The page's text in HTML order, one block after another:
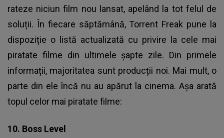
rateze niciun film nou lansat, apelând la tot felul de
soluții. În fiecare săptămână, Torrent Freak pune la
dispoziție o listă actualizată cu privire la cele mai
piratate filme din ultimele șapte zile. Din primele
informații, majoritatea sunt producții noi. Mai mult, o
parte din ele încă nu au apărut la cinema. Așa arată
topul celor mai piratate filme:
10. Boss Level